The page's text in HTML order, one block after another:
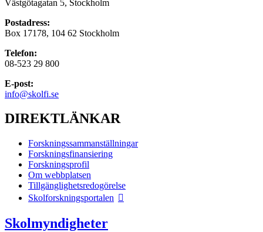
Västgötagatan 5, Stockholm
Postadress:
Box 17178, 104 62 Stockholm
Telefon:
08-523 29 800
E-post:
info@skolfi.se
DIREKTLÄNKAR
Forskningssammanställningar
Forskningsfinansiering
Forskningsprofil
Om webbplatsen
Tillgänglighetsredogörelse
Skolforskningsportalen
Skolmyndigheter